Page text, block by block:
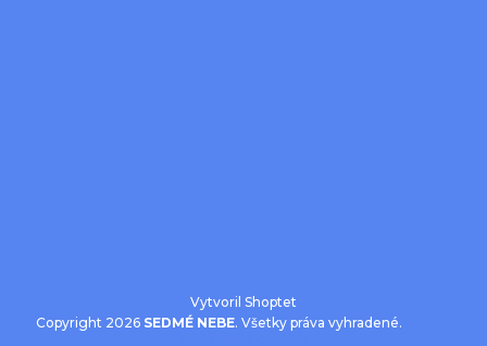
Vytvoril Shoptet
Copyright 2026 SEDMÉ NEBE. Všetky práva vyhradené.